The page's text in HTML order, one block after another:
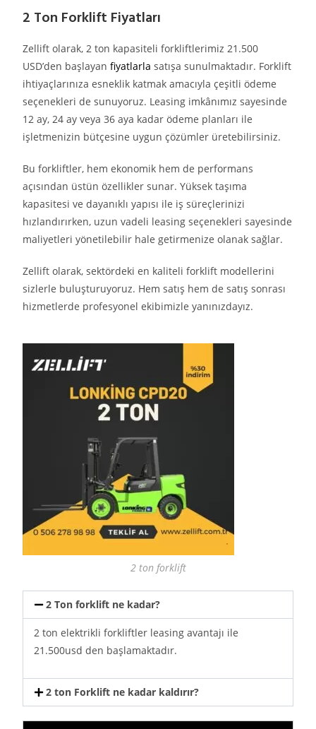
2 Ton Forklift Fiyatları
Zellift olarak, 2 ton kapasiteli forkliftlerimiz 21.500
USD’den başlayanfiyatlarla satışa sunulmaktadır. Forklift
ihtiyaçlarınıza esneklik katmak amacıyla çeşitli ödeme
seçenekleri de sunuyoruz. Leasing imkânımız sayesinde
12 ay, 24 ay veya 36 aya kadar ödeme planları ile
işletmenizin bütçesine uygun çözümler üretebilirsiniz.
Bu forkliftler, hem ekonomik hem de performans
açısından üstün özellikler sunar. Yüksek taşıma
kapasitesi ve dayanıklı yapısı ile iş süreçlerinizi
hızlandırırken, uzun vadeli leasing seçenekleri sayesinde
maliyetleri yönetilebilir hale getirmenize olanak sağlar.
Zellift olarak, sektördeki en kaliteli forklift modellerini
sizlerle buluşturuyoruz. Hem satış hem de satış sonrası
hizmetlerde profesyonel ekibimizle yanınızdayız.
2 ton forklift
2 Ton forklift ne kadar?
2 ton elektrikli forkliftler leasing avantajı ile
21.500usd den başlamaktadır.
2 ton Forklift ne kadar kaldırır?